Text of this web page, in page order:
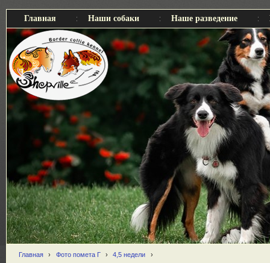
Главная Наши собаки Наше разведение
Главная › Фото помета Г › 4,5 недели ›